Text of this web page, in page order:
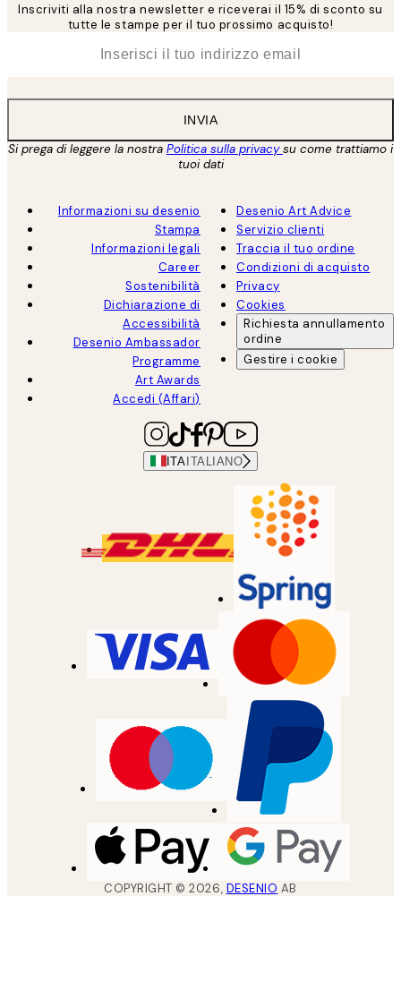
Inscriviti alla nostra newsletter e riceverai il 15% di sconto su
tutte le stampe per il tuo prossimo acquisto!
INVIA
Si prega di leggere la nostra Politica sulla privacysu come trattiamo i
tuoi dati
Informazioni su desenio
Stampa
Informazioni legali
Career
Sostenibilità
Dichiarazione di
Accessibilità
Desenio Ambassador
Programme
Art Awards
Accedi (Affari)
Desenio Art Advice
Servizio clienti
Traccia il tuo ordine
Condizioni di acquisto
Privacy
Cookies
Richiesta annullamento
ordine
Gestire i cookie
ITAITALIANO
COPYRIGHT ©2026, DESENIO AB